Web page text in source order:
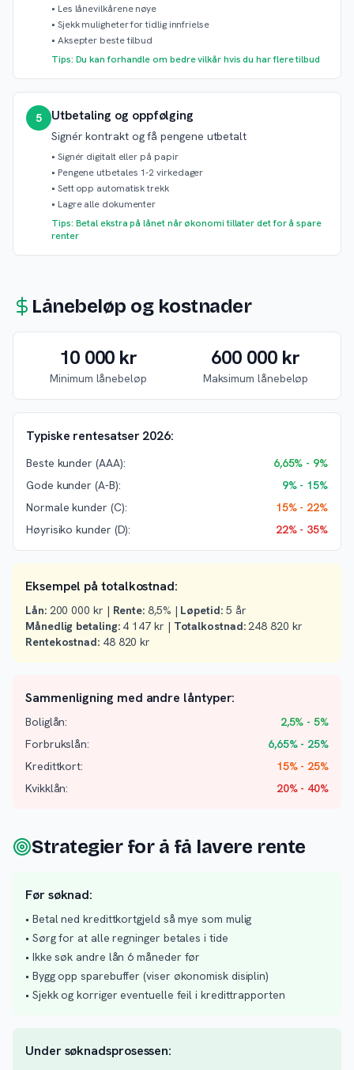
• Les lånevilkårene nøye
• Sjekk muligheter for tidlig innfrielse
• Aksepter beste tilbud
Tips: Du kan forhandle om bedre vilkår hvis du har flere tilbud
5 Utbetaling og oppfølging
Signér kontrakt og få pengene utbetalt
• Signér digitalt eller på papir
• Pengene utbetales 1-2 virkedager
• Sett opp automatisk trekk
• Lagre alle dokumenter
Tips: Betal ekstra på lånet når økonomi tillater det for å spare
renter
Lånebeløp og kostnader
10 000 kr
Minimum lånebeløp
600 000 kr
Maksimum lånebeløp
Typiske rentesatser 2026:
Beste kunder (AAA):
6,65% - 9%
Gode kunder (A-B):
9% - 15%
Normale kunder (C):
15% - 22%
Høyrisiko kunder (D):
22% - 35%
Eksempel på totalkostnad:
Lån:200 000 kr | Rente: 8,5% | Løpetid:5 år
Månedlig betaling:4 147 kr | Totalkostnad:248 820 kr
Rentekostnad:48 820 kr
Sammenligning med andre låntyper:
Boliglån:
2,5% - 5%
Forbrukslån:
6,65% - 25%
Kredittkort:
15% - 25%
Kvikklån:
20% - 40%
Strategier for å få lavere rente
Før søknad:
• Betal ned kredittkortgjeld så mye som mulig
• Sørg for at alle regninger betales i tide
• Ikke søk andre lån 6 måneder før
• Bygg opp sparebuffer (viser økonomisk disiplin)
• Sjekk og korriger eventuelle feil i kredittrapporten
Under søknadsprosessen: